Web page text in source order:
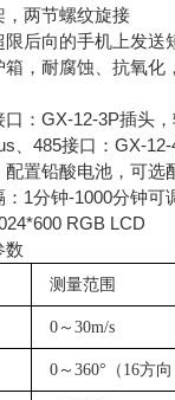
两节螺纹旋接
后向的手机上发送
，耐腐蚀、抗氧化
GX-12-3P插头，
485接口：GX-12-
铅酸电池，可选配
1分钟-1000分钟可
RGB LCD
测量范围
0～30m/s
0～360°（16方向